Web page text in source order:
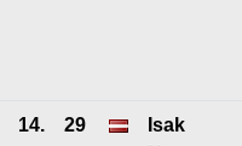
14. 29
Isak